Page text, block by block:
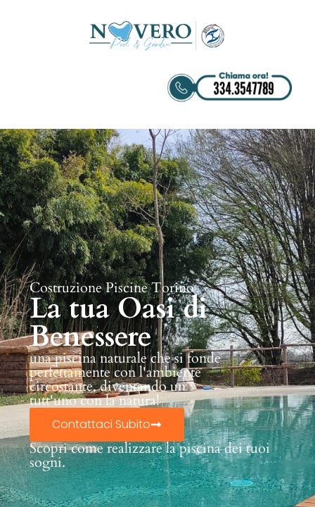
Costruzione Piscine Torino
La tua Oasi di
Benessere
una piscina naturale che si fonde
perfettamente con l'ambiente
circostante, diventando un
tutt'uno con la natura!
Contattaci Subito
Scopri come realizzare la piscina dei tuoi
sogni.